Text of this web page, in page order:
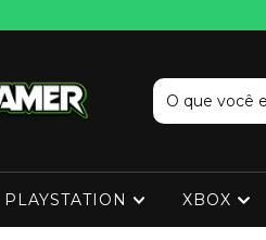
PLAYSTATION XBOX